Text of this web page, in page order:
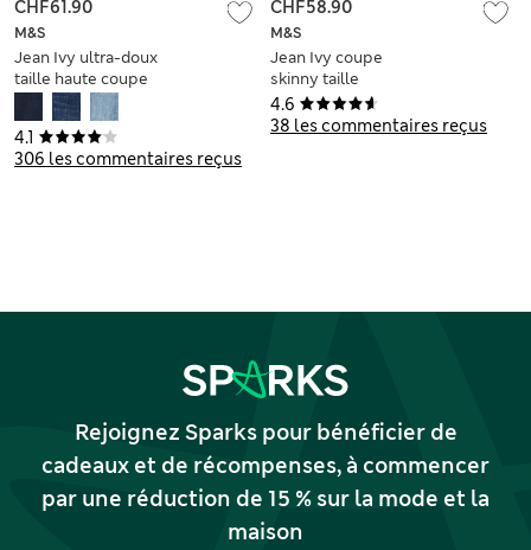
4.1
306 les commentaires reçus
M&S
Jean Ivy ultra-doux
taille haute coupe
skinny
CHF61.90
4.6
38 les commentaires reçus
M&S
Jean Ivy coupe
skinny taille
normale, effet
brillant
CHF58.90
Rejoignez Sparks pour bénéficier de
cadeaux et de récompenses, à commencer
par une réduction de 15 % sur la mode et la
maison